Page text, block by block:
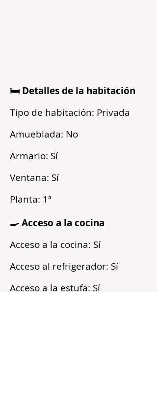
🛏️ Detalles de la habitación
Tipo de habitación: Privada
Amueblada: No
Armario: Sí
Ventana: Sí
Planta: 1ª
🍳 Acceso a la cocina
Acceso a la cocina: Sí
Acceso al refrigerador: Sí
Acceso a la estufa: Sí